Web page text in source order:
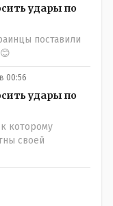
в
Kostanai: Поэтому
не
благодарен.
на сокращение
Мы и
удары по
поставили
00:56
удары по
которому
своей